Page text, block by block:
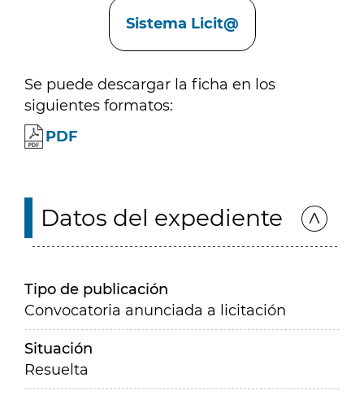
Sistema Licit@
Se puede descargar la ficha en los
siguientes formatos:
PDF
Datos del expediente
Tipo de publicación
Convocatoria anunciada a licitación
Situación
Resuelta